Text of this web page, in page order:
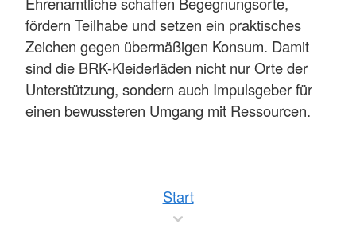
fördern Teilhabe und setzen ein praktisches
Zeichen gegen übermäßigen Konsum. Damit
sind die BRK-Kleiderläden nicht nur Orte der
Unterstützung, sondern auch Impulsgeber für
einen bewussteren Umgang mit Ressourcen.
Start